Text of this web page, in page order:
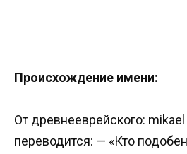
Происхождение имени:
От древнееврейского:
переводится: — «Кто